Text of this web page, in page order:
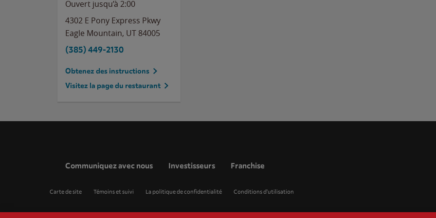
Ouvert jusqu’à 2:00
4302 E Pony Express Pkwy
Eagle Mountain, UT 84005
(385) 449-2130
Obtenez des instructions
Visitez la page du restaurant
Communiquez avec nous Investisseurs Franchise
Carte de site Témoins et suivi La politique de confidentialité Conditions d'utilisation